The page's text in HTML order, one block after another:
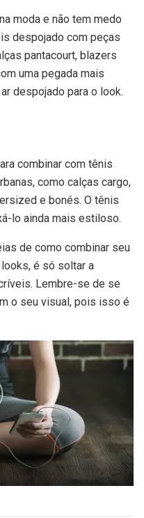
moda e não tem medo
despojado com peças
pantacourt, blazers
uma pegada mais
despojado para o look.
combinar com tênis
como calças cargo,
e bonés. O tênis
lo ainda mais estiloso.
de como combinar seu
é só soltar a
Lembre-se de se
o seu visual, pois isso é